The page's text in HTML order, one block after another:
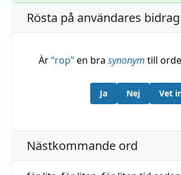
Rösta på användares bidrag
Är“rop”en bra synonym till
Ja Nej Vet
Nästkommande ord